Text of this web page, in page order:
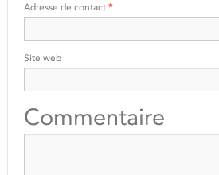
Adresse de contact *
Site web
Commentaire